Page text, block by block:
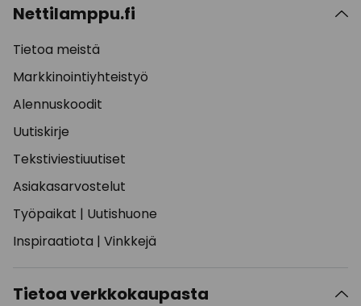
Nettilamppu.fi
Tietoa meistä
Markkinointiyhteistyö
Alennuskoodit
Uutiskirje
Tekstiviestiuutiset
Asiakasarvostelut
Työpaikat | Uutishuone
Inspiraatiota | Vinkkejä
Tietoa verkkokaupasta